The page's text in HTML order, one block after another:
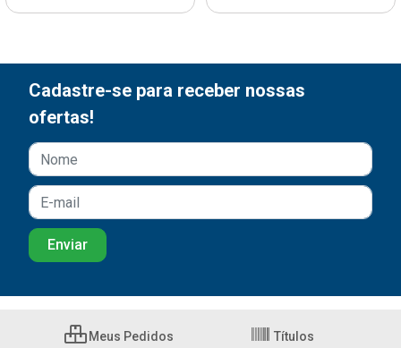
Cadastre-se para receber nossas
ofertas!
Meus Pedidos Títulos